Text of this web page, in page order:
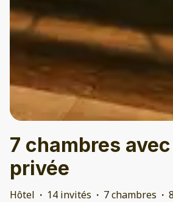
7 chambres
privée
Hôtel · 14 invités · 7 chambres ·